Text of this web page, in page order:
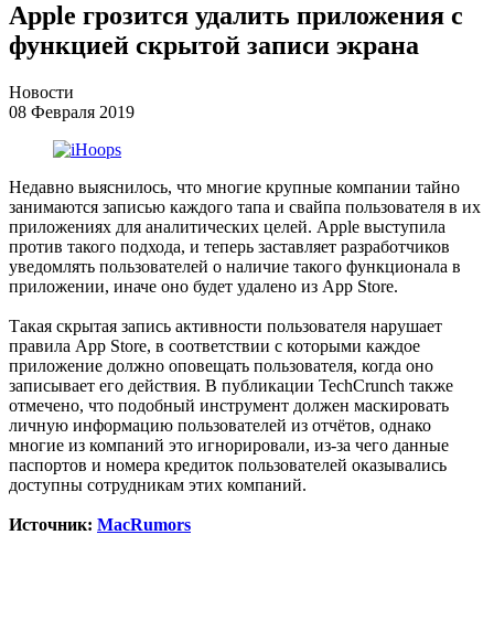
Apple грозится удалить приложения с
функцией скрытой записи экрана
Новости
08 Февраля 2019
Недавно выяснилось, что многие крупные компании тайно
занимаются записью каждого тапа и свайпа пользователя в их
приложениях для аналитических целей. Apple выступила
против такого подхода, и теперь заставляет разработчиков
уведомлять пользователей о наличие такого функционала в
приложении, иначе оно будет удалено из App Store.
Такая скрытая запись активности пользователя нарушает
правила App Store, в соответствии с которыми каждое
приложение должно оповещать пользователя, когда оно
записывает его действия. В публикации TechCrunch также
отмечено, что подобный инструмент должен маскировать
личную информацию пользователей из отчётов, однако
многие из компаний это игнорировали, из-за чего данные
паспортов и номера кредиток пользователей оказывались
доступны сотрудникам этих компаний.
Источник: MacRumors